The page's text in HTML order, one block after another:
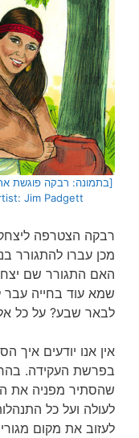
Jim Padgett]
רבקה הצטרפה
מכן עברו להתגורר
האם התגורר שם
שמא עוד בחייה עבר
לבאר שבע? על כל
אין אנו יודעים
בפרשת העקידה.
שהסתיר מפניה את
לעולה ועל כל
לעזוב את מקום